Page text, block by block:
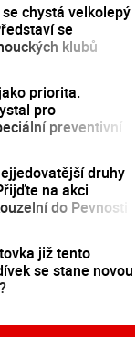
chystá velkolepý
se
klubů
priorita.
pro
preventivní
druhy
na akci
do Pevnosti
již tento
se stane novou